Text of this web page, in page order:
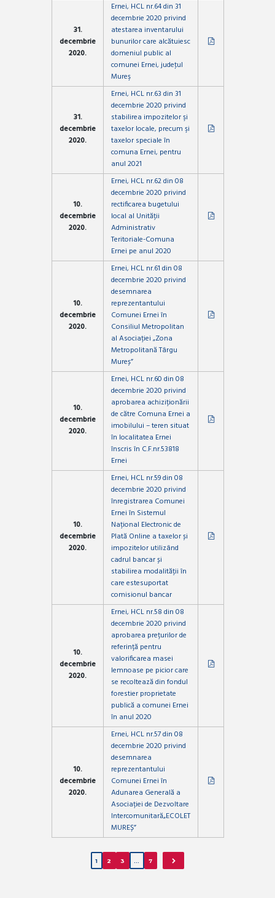
31.
decembrie
2020.
Ernei, HCL nr.64 din 31
decembrie 2020 privind
atestarea inventarului
bunurilor care alcătuiesc
domeniul public al
comunei Ernei, judeţul
Mureş
31.
decembrie
2020.
Ernei, HCL nr.63 din 31
decembrie 2020 privind
stabilirea impozitelor şi
taxelor locale, precum şi
taxelor speciale în
comuna Ernei, pentru
anul 2021
10.
decembrie
2020.
Ernei, HCL nr.62 din 08
decembrie 2020 privind
rectificarea bugetului
local al Unității
Administrativ
Teritoriale-Comuna
Ernei pe anul 2020
10.
decembrie
2020.
Ernei, HCL nr.61 din 08
decembrie 2020 privind
desemnarea
reprezentantului
Comunei Ernei în
Consiliul Metropolitan
al Asociației „Zona
Metropolitană Târgu
Mureș”
10.
decembrie
2020.
Ernei, HCL nr.60 din 08
decembrie 2020 privind
aprobarea achiziționării
de către Comuna Ernei a
imobilului – teren situat
în localitatea Ernei
înscris în C.F.nr.53818
Ernei
10.
decembrie
2020.
Ernei, HCL nr.59 din 08
decembrie 2020 privind
înregistrarea Comunei
Ernei în Sistemul
Național Electronic de
Plată Online a taxelor și
impozitelor utilizând
cadrul bancar și
stabilirea modalității în
care estesuportat
comisionul bancar
10.
decembrie
2020.
Ernei, HCL nr.58 din 08
decembrie 2020 privind
aprobarea prețurilor de
referință pentru
valorificarea masei
lemnoase pe picior care
se recoltează din fondul
forestier proprietate
publică a comunei Ernei
în anul 2020
10.
decembrie
2020.
Ernei, HCL nr.57 din 08
decembrie 2020 privind
desemnarea
reprezentantului
Comunei Ernei în
Adunarea Generală a
Asociației de Dezvoltare
Intercomunitară„ECOLET
MUREȘ”
1 2 3 7